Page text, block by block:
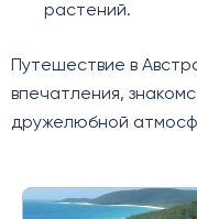
растений.
Путешествие в
впечатления,
дружелюбной